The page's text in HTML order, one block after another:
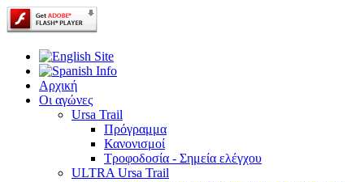
Αρχική
Οι αγώνες
Ursa Trail
Πρόγραμμα
Κανονισμοί
Τροφοδοσία - Σημεία ελέγχου
ULTRA Ursa Trail